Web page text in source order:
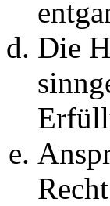
Die